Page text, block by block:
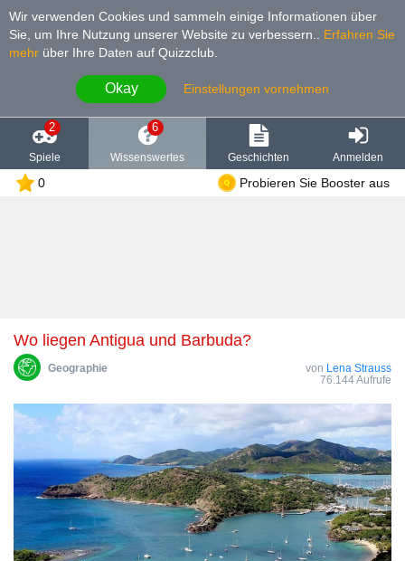
Wir verwenden Cookies und sammeln einige Informationen über
Sie, um Ihre Nutzung unserer Website zu verbessern.
Erfahren Sie
mehr über Ihre Daten auf Quizzclub.
Okay Einstellungen vornehmen
2
Spiele
6
Wissenswertes Geschichten Anmelden
0 Probieren Sie Booster aus
Wo liegen Antigua und Barbuda?
Geographie von Lena Strauss
76.144 Aufrufe